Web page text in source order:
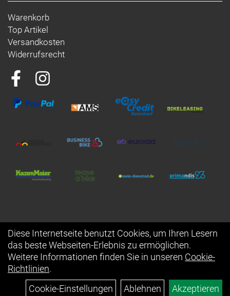
Warenkorb
Top Artikel
Versandkosten
Widerrufsrecht
Diese Internetseite benutzt Cookies, um Ihren Lesern
das beste Webseiten-Erlebnis zu ermöglichen.
Weitere Informationen finden Sie in unseren Cookie-
Richtlinien.
Cookie-Einstellungen
Ablehnen Akzeptieren
Auftrag widerrufen